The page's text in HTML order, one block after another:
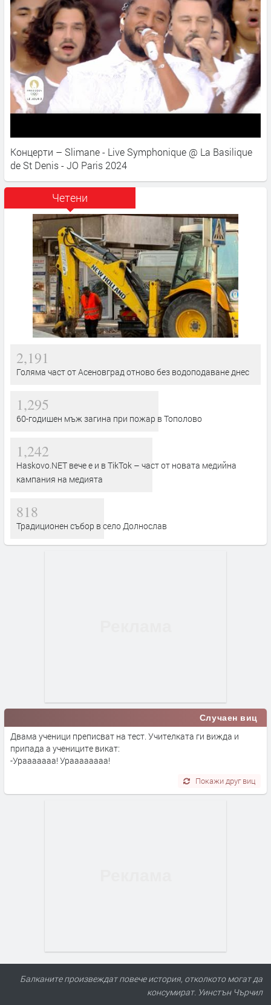
Концерти – Slimane - Live Symphonique @ La Basilique
de St Denis - JO Paris 2024
Четени
2,191
Голяма част от Асеновград отново без водоподаване днес
1,295
60-годишен мъж загина при пожар в Тополово
1,242
Haskovo.NET вече е и в TikTok – част от новата медийна
кампания на медията
818
Традиционен събор в село Долнослав
Случаен виц
Двама ученици преписват на тест. Учителката ги вижда и
припада а учениците викат:
-Урааааааа! Ураааааааа!
Покажи друг виц
Балканите произвеждат повече история, отколкото могат да
консумират. Уинстън Чърчил